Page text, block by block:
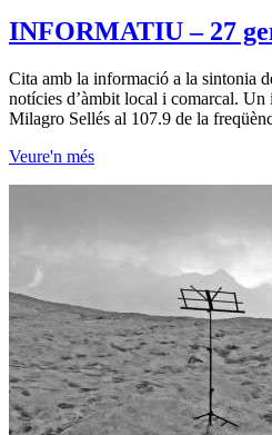
INFORMATIU – 27
Cita amb la informació a la sintonia
notícies d’àmbit local i comarcal. Un
Milagro Sellés al 107.9 de la
Veure'n més